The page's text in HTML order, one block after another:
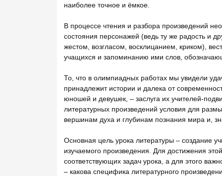
наиболее точное и ёмкое.
В процессе чтения и разбора произведений
состояния персонажей (ведь ту же радость и
жестом, возгласом, восклицанием, криком),
учащихся и запоминанию ими слов,
То, что в олимпиадных работах мы увидели
принадлежит истории и далека от
юношей и девушек, – заслуга их учителей-
литературных произведений условия для
вершинам духа и глубинам познания мира и,
Основная цель урока литературы – создание
изучаемого произведения. Для достижения
соответствующих задач урока, а для этого
– какова специфика литературного